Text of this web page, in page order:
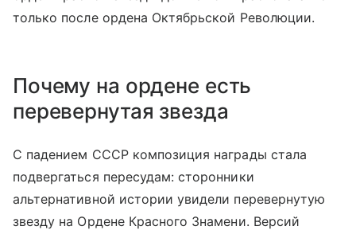
только после ордена Октябрьской Революции.
Почему на ордене есть
перевернутая звезда
С падением СССР композиция награды стала
подвергаться пересудам: сторонники
альтернативной истории увидели перевернутую
звезду на Ордене Красного Знамени. Версий